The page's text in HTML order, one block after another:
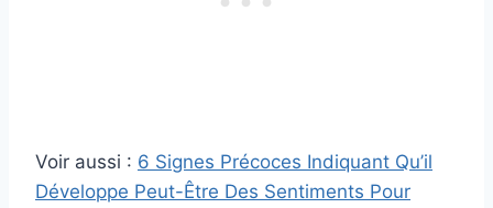
Voir aussi : 6 Signes Précoces Indiquant Qu’il
Développe Peut-Être Des Sentiments Pour